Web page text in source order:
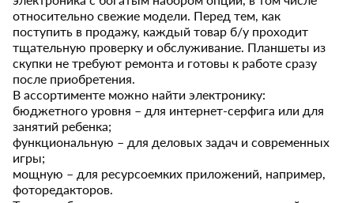
относительно свежие модели. Перед тем, как
поступить в продажу, каждый товар б/у проходит
тщательную проверку и обслуживание. Планшеты из
скупки не требуют ремонта и готовы к работе сразу
после приобретения.
В ассортименте можно найти электронику:
бюджетного уровня – для интернет-серфига или для
занятий ребенка;
функциональную – для деловых задач и современных
игры;
мощную – для ресурсоемких приложений, например,
фоторедакторов.